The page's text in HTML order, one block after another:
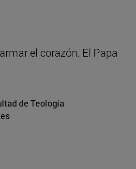
el corazón. El Papa
de Teología